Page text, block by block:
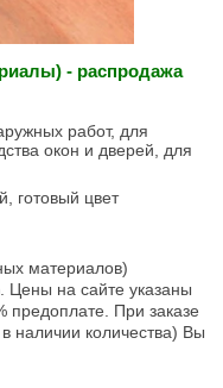
- распродажа
работ, для
окон и дверей, для
готовый цвет
материалов)
Цены на сайте указаны
предоплате. При заказе
наличии количества) Вы